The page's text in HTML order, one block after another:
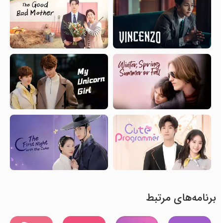
برنامه‌های مرتبط